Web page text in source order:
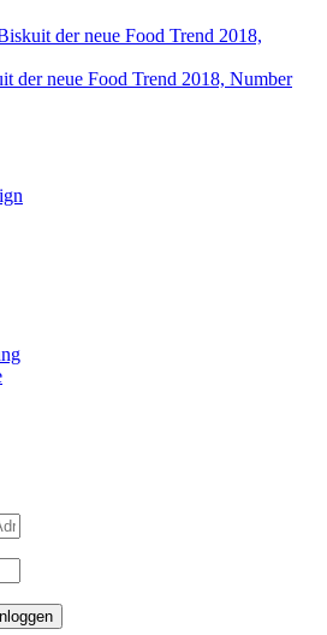
der neue Food Trend 2018,
der neue Food Trend 2018, Number